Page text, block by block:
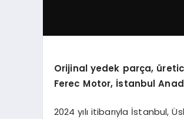
Orijinal yedek parça,
Ferec Motor, İstanbul
2024 yılı itibarıyla İstanbul,